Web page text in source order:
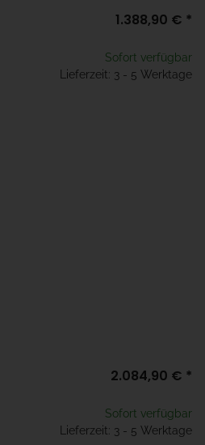
1.388,90 € *
Sofort verfügbar
Lieferzeit: 3 - 5 Werktage
2.084,90 € *
Sofort verfügbar
Lieferzeit: 3 - 5 Werktage